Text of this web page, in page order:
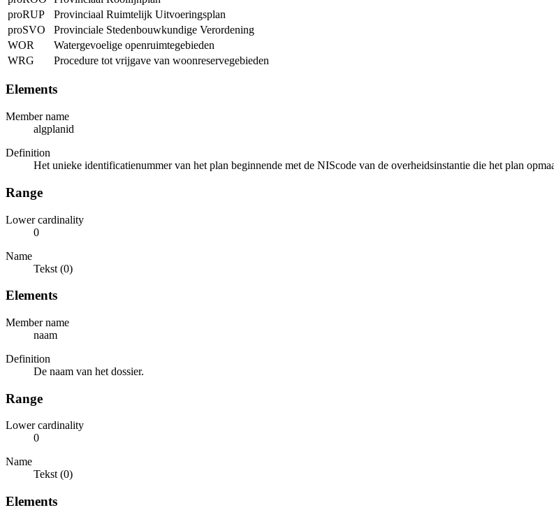
proRUP
Provinciaal Ruimtelijk Uitvoeringsplan
proSVO
Provinciale Stedenbouwkundige Verordening
WOR
Watergevoelige openruimtegebieden
WRG
Procedure tot vrijgave van woonreservegebieden
Elements
Member name
algplanid
Definition
Het unieke identificatienummer van het plan beginnende met de NIScode van de overheidsinstantie die het plan
Range
Lower cardinality
0
Name
Tekst (0)
Elements
Member name
naam
Definition
De naam van het dossier.
Range
Lower cardinality
0
Name
Tekst (0)
Elements